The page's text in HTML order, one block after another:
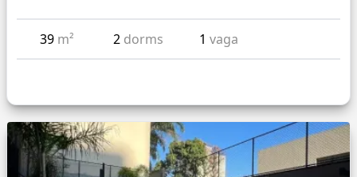
39 m² 2 dorms 1vaga